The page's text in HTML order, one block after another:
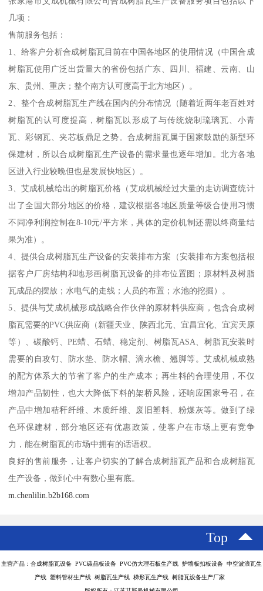
几项：
售前服务包括：
1、给客户分析合成树脂瓦目前在中国各地区的使用情况（中国合成
树脂瓦使用广泛出货量大的省份包括广东、四川、福建、云南、山
东、贵州、重庆；整个南方认可度高于北方地区）。
2、整个合成树脂瓦生产线在国内的分布情况（随着近两年老百姓对
树脂瓦的认可度提高，树脂瓦以形成了与传统烧制琉璃瓦、小青
瓦、彩钢瓦、夹芯板鼎足之势。合成树脂瓦属于国家鼓励的新型环
保建材，所以合成树脂瓦生产设备的需求量也逐年增加。北方各地
区进入行业较晚但也是发展快地区）。
3、艾成机械给出的树脂瓦价格（艾成机械经过大量的走访调查统计
出了全国大部分地区的价格，建议根据各地区质量等级合使用习惯
不同净利润控制在8-10元/平方米，具体的定价机制还需以终商量结
果为准）。
4、提供合成树脂瓦生产设备的安装排布方案（安装排布方案包括根
据客户厂房结构和地形画树脂瓦设备的排布位置图；原材料及树脂
瓦成品的摆放；水电气的走线；人员的布置；水池的挖掘）。
5、提供与艾成机械形成战略合作伙伴的原材料供应商，包含合成树
脂瓦需要的PVC供应商（新疆天业、陕西北元、宜昌宜化、宜宾天原
等）、碳酸钙、PE蜡、石蜡、稳定剂、树脂瓦ASA、树脂瓦安装时
需要的自攻钉、防水垫、防水帽、滴水檐、翘脚等。艾成机械成熟
的配方体系大的节省了客户的生产成本；再生料的合理使用，不仅
增加产品韧性，也大大降低下料的架桥风险，还响应国家号召，在
产品中增加秸秆纤维、木质纤维、废旧塑料、粉煤灰等。做到了绿
色环保建材，部分地区还有优惠政策，使客户在市场上更有竞争
力，能在树脂瓦的市场中拥有的话语权。
良好的售前服务，让客户切实的了解合成树脂瓦产品和合成树脂瓦
生产设备，做到心中有数心里有底。
m.chenlilin.b2b168.com
Top
主营产品：合成树脂瓦设备 PVC碳晶板设备 PVC仿大理石板生产线 护墙板扣板设备 中空波浪瓦生
产线 塑料管材生产线 树脂瓦生产线 梯形瓦生产线 树脂瓦设备生产厂家